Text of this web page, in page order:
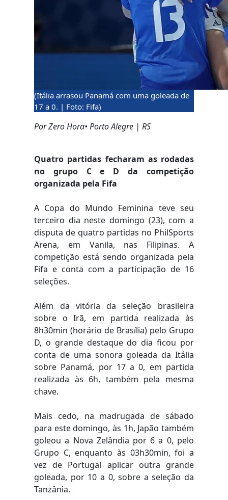
(Itália arrasou Panamá com uma goleada de
17 a 0. | Foto: Fifa)
Por Zero Hora• Porto Alegre | RS
Quatro partidas fecharam as rodadas
no grupo C e D da competição
organizada pela Fifa
A Copa do Mundo Feminina teve seu
terceiro dia neste domingo (23), com a
disputa de quatro partidas no PhilSports
Arena, em Vanila, nas Filipinas. A
competição está sendo organizada pela
Fifa e conta com a participação de 16
seleções.
Além da vitória da seleção brasileira
sobre o Irã, em partida realizada às
8h30min (horário de Brasília) pelo Grupo
D, o grande destaque do dia ficou por
conta de uma sonora goleada da Itália
sobre Panamá, por 17 a 0, em partida
realizada às 6h, também pela mesma
chave.
Mais cedo, na madrugada de sábado
para este domingo, às 1h, Japão também
goleou a Nova Zelândia por 6 a 0, pelo
Grupo C, enquanto às 03h30min, foi a
vez de Portugal aplicar outra grande
goleada, por 10 a 0, sobre a seleção da
Tanzânia.